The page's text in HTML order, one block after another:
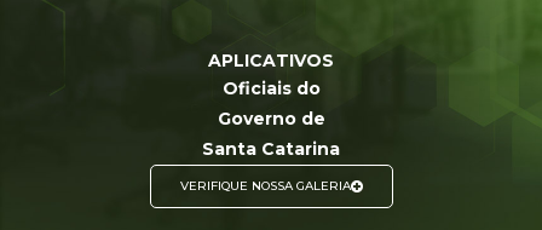
APLICATIVOS
Oficiais do
Governo de
Santa Catarina
VERIFIQUE NOSSA GALERIA